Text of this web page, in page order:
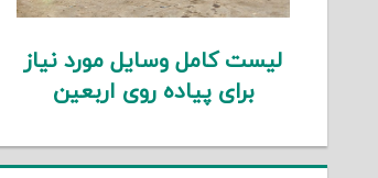
لیست کامل وسایل مورد نیاز
برای پیاده روی اربعین